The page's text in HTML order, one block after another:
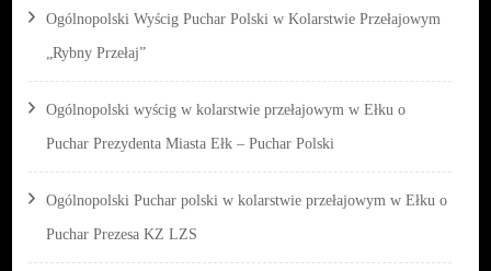
Ogólnopolski Wyścig Puchar Polski w Kolarstwie Przełajowym
„Rybny Przełaj”
Ogólnopolski wyścig w kolarstwie przełajowym w Ełku o
Puchar Prezydenta Miasta Ełk – Puchar Polski
Ogólnopolski Puchar polski w kolarstwie przełajowym w Ełku o
Puchar Prezesa KZ LZS